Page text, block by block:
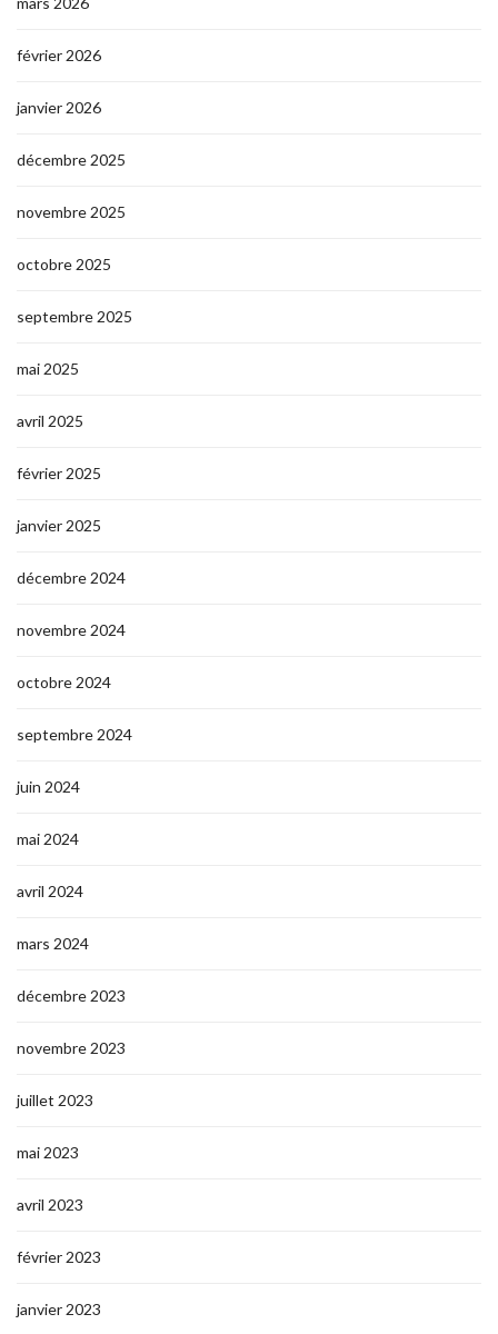
février 2026
janvier 2026
décembre 2025
novembre 2025
octobre 2025
septembre 2025
mai 2025
avril 2025
février 2025
janvier 2025
décembre 2024
novembre 2024
octobre 2024
septembre 2024
juin 2024
mai 2024
avril 2024
mars 2024
décembre 2023
novembre 2023
juillet 2023
mai 2023
avril 2023
février 2023
janvier 2023